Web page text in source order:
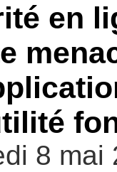
en
8 mai